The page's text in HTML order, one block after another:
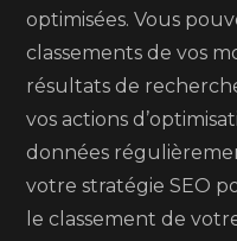
optimisées. Vous
classements de vos
résultats de
vos actions
données
votre stratégie SEO
le classement de